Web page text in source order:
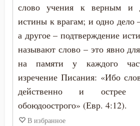
Прошение
Псалтирь
Пьянство
Работа
Феолипт Филадельфийский
Феофан Затворник
Феофил Антиохийский
Феофилакт Болгарский
Филарет Московский
Филофей Синайский
слово учения к верным и
истины к врагам; и одно дело
а другое – подтверждение
называют слово – это явно
на памяти у каждого
изречение Писания: «Ибо
действенно и острее
обоюдоострого» (Евр. 4:12).
В избранное